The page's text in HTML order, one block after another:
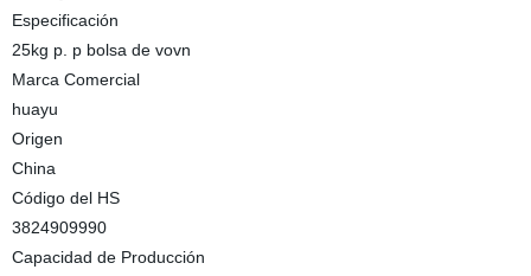
Especificación
25kg p. p bolsa de vovn
Marca Comercial
huayu
Origen
China
Código del HS
3824909990
Capacidad de Producción